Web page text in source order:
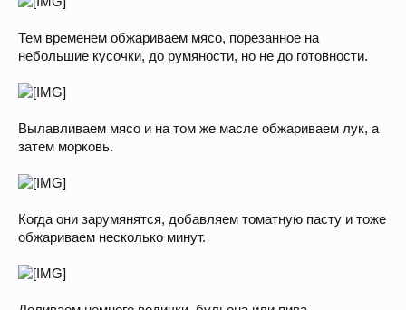
Тем временем обжариваем мясо, порезанное на
небольшие кусочки, до румяности, но не до готовности.
Вылавливаем мясо и на том же масле обжариваем лук, а
затем морковь.
Когда они зарумянятся, добавляем томатную пасту и тоже
обжариваем несколько минут.